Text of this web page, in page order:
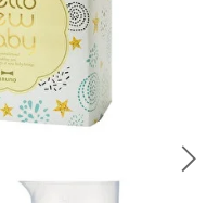
ァブリック
テム
クス・弁当箱
グ・クーラートート
ニックアイテム